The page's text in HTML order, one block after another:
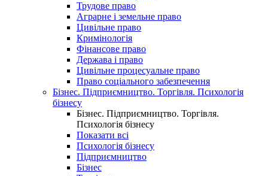
Трудове право
Аграрне і земельне право
Цивільне право
Кримінологія
Фінансове право
Держава і право
Цивільне процесуальне право
Право соціального забезпечення
Бізнес. Підприємництво. Торгівля. Психологія
бізнесу
Бізнес. Підприємництво. Торгівля.
Психологія бізнесу
Показати всі
Психологія бізнесу
Підприємництво
Бізнес